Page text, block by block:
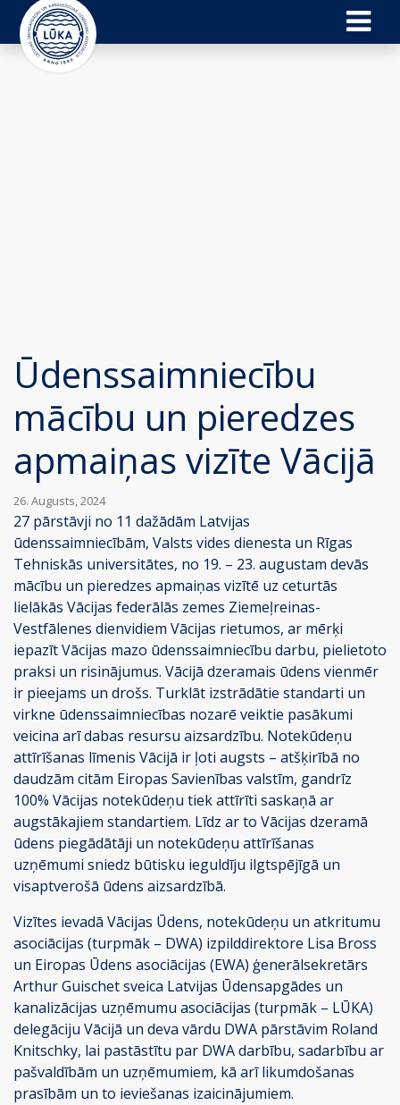
Ūdenssaimniecību
mācību un pieredzes
apmaiņas vizīte Vācijā
26. Augusts, 2024
27 pārstāvji no 11 dažādām Latvijas
ūdenssaimniecībām, Valsts vides dienesta un Rīgas
Tehniskās universitātes, no 19. – 23. augustam devās
mācību un pieredzes apmaiņas vizītē uz ceturtās
lielākās Vācijas federālās zemes Ziemeļreinas-
Vestfālenes dienvidiem Vācijas rietumos, ar mērķi
iepazīt Vācijas mazo ūdenssaimniecību darbu, pielietoto
praksi un risinājumus. Vācijā dzeramais ūdens vienmēr
ir pieejams un drošs. Turklāt izstrādātie standarti un
virkne ūdenssaimniecības nozarē veiktie pasākumi
veicina arī dabas resursu aizsardzību. Notekūdeņu
attīrīšanas līmenis Vācijā ir ļoti augsts – atšķirībā no
daudzām citām Eiropas Savienības valstīm, gandrīz
100% Vācijas notekūdeņu tiek attīrīti saskaņā ar
augstākajiem standartiem. Līdz ar to Vācijas dzeramā
ūdens piegādātāji un notekūdeņu attīrīšanas
uzņēmumi sniedz būtisku ieguldīju ilgtspējīgā un
visaptverošā ūdens aizsardzībā.
Vizītes ievadā Vācijas Ūdens, notekūdeņu un atkritumu
asociācijas (turpmāk – DWA) izpilddirektore Lisa Bross
un Eiropas Ūdens asociācijas (EWA) ģenerālsekretārs
Arthur Guischet sveica Latvijas Ūdensapgādes un
kanalizācijas uzņēmumu asociācijas (turpmāk – LŪKA)
delegāciju Vācijā un deva vārdu DWA pārstāvim Roland
Knitschky, lai pastāstītu par DWA darbību, sadarbību ar
pašvaldībām un uzņēmumiem, kā arī likumdošanas
prasībām un to ieviešanas izaicinājumiem.